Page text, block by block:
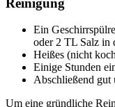
Reinigung
Ein
oder 2 TL Salz in
Heißes (nicht
Einige Stunden
Abschließend gut
Um eine gründliche